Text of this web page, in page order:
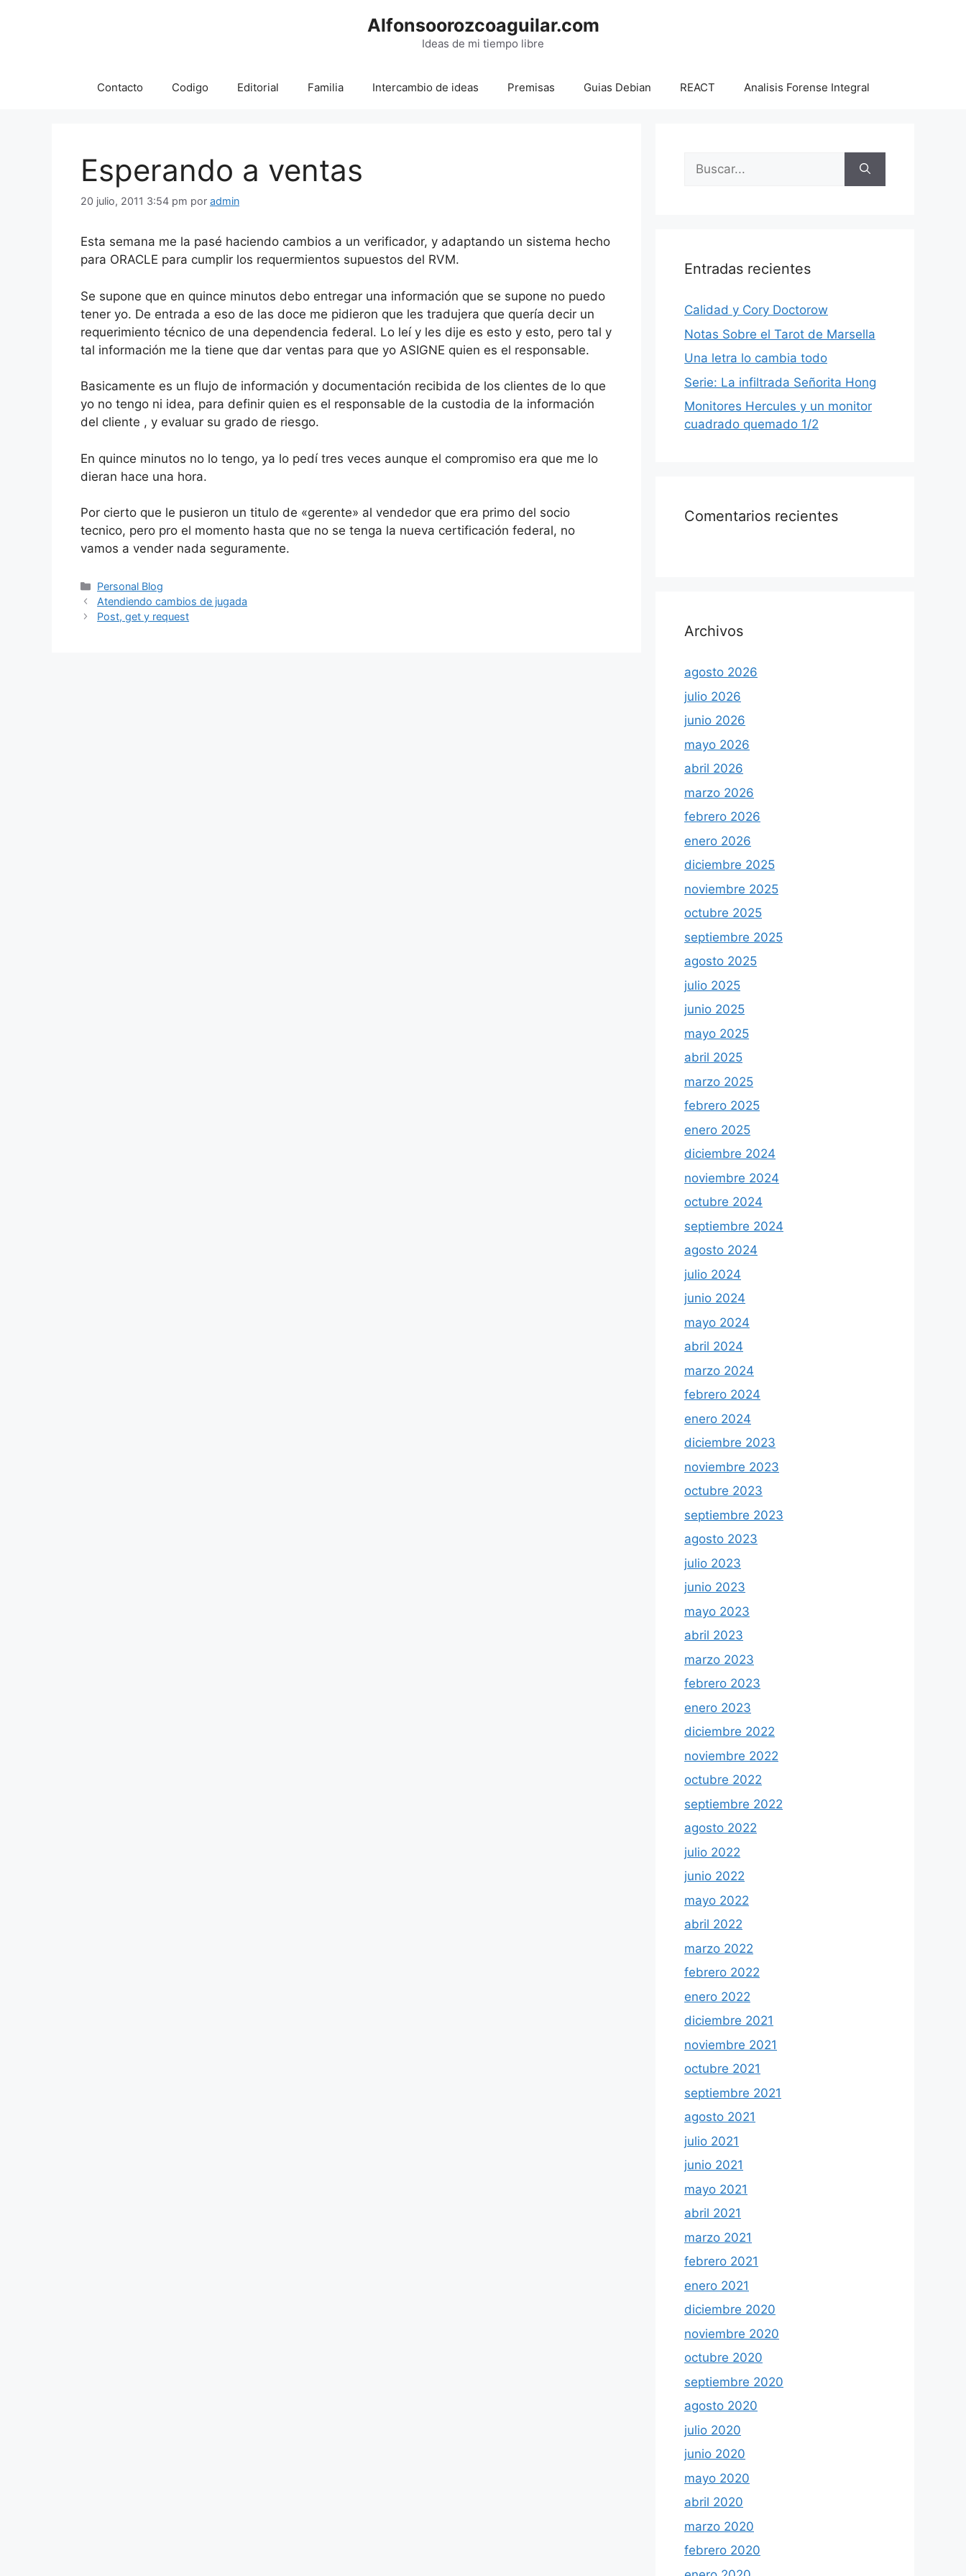
Alfonsoorozcoaguilar.com
Ideas de mi tiempo libre
Contacto Codigo Editorial Familia Intercambio de ideas Premisas Guias Debian REACT Analisis Forense Integral
Esperando a ventas
20 julio, 2011 3:54 pm por admin
Esta semana me la pasé haciendo cambios a un verificador, y adaptando un sistema hecho
para ORACLE para cumplir los requermientos supuestos del RVM.
Se supone que en quince minutos debo entregar una información que se supone no puedo
tener yo. De entrada a eso de las doce me pidieron que les tradujera que quería decir un
requerimiento técnico de una dependencia federal. Lo leí y les dije es esto y esto, pero tal y
tal información me la tiene que dar ventas para que yo ASIGNE quien es el responsable.
Basicamente es un flujo de información y documentación recibida de los clientes de lo que
yo no tengo ni idea, para definir quien es el responsable de la custodia de la información
del cliente , y evaluar su grado de riesgo.
En quince minutos no lo tengo, ya lo pedí tres veces aunque el compromiso era que me lo
dieran hace una hora.
Por cierto que le pusieron un titulo de «gerente» al vendedor que era primo del socio
tecnico, pero pro el momento hasta que no se tenga la nueva certificación federal, no
vamos a vender nada seguramente.
Categorías
Personal Blog
Atendiendo cambios de jugada
Post, get y request
Buscar:
Entradas recientes
Calidad y Cory Doctorow
Notas Sobre el Tarot de Marsella
Una letra lo cambia todo
Serie: La infiltrada Señorita Hong
Monitores Hercules y un monitor
cuadrado quemado 1/2
Comentarios recientes
Archivos
agosto 2026
julio 2026
junio 2026
mayo 2026
abril 2026
marzo 2026
febrero 2026
enero 2026
diciembre 2025
noviembre 2025
octubre 2025
septiembre 2025
agosto 2025
julio 2025
junio 2025
mayo 2025
abril 2025
marzo 2025
febrero 2025
enero 2025
diciembre 2024
noviembre 2024
octubre 2024
septiembre 2024
agosto 2024
julio 2024
junio 2024
mayo 2024
abril 2024
marzo 2024
febrero 2024
enero 2024
diciembre 2023
noviembre 2023
octubre 2023
septiembre 2023
agosto 2023
julio 2023
junio 2023
mayo 2023
abril 2023
marzo 2023
febrero 2023
enero 2023
diciembre 2022
noviembre 2022
octubre 2022
septiembre 2022
agosto 2022
julio 2022
junio 2022
mayo 2022
abril 2022
marzo 2022
febrero 2022
enero 2022
diciembre 2021
noviembre 2021
octubre 2021
septiembre 2021
agosto 2021
julio 2021
junio 2021
mayo 2021
abril 2021
marzo 2021
febrero 2021
enero 2021
diciembre 2020
noviembre 2020
octubre 2020
septiembre 2020
agosto 2020
julio 2020
junio 2020
mayo 2020
abril 2020
marzo 2020
febrero 2020